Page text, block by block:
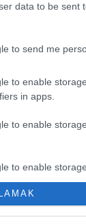
data to be sent
to send me
to enable
in apps.
to enable
to enable
to enable
and fraud